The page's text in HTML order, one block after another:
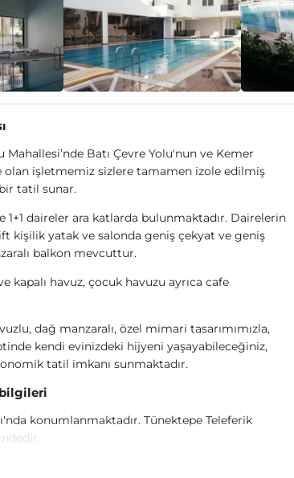
Mahallesi’nde Batı Çevre Yolu'nun ve Kemer
olan işletmemiz sizlere tamamen izole edilmiş
tatil sunar.
1+1 daireler ara katlarda bulunmaktadır. Dairelerin
kişilik yatak ve salonda geniş çekyat ve geniş
balkon mevcuttur.
kapalı havuz, çocuk havuzu ayrıca cafe
dağ manzaralı, özel mimari tasarımımızla,
kendi evinizdeki hijyeni yaşayabileceğiniz,
tatil imkanı sunmaktadır.
konumlanmaktadır. Tünektepe Teleferik